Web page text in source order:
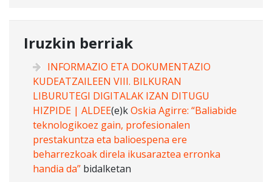
Iruzkin berriak
INFORMAZIO ETA DOKUMENTAZIO
KUDEATZAILEEN VIII. BILKURAN
LIBURUTEGI DIGITALAK IZAN DITUGU
HIZPIDE | ALDEE(e)kOskia Agirre: “Baliabide
teknologikoez gain, profesionalen
prestakuntza eta balioespena ere
beharrezkoak direla ikusaraztea erronka
handia da” bidalketan